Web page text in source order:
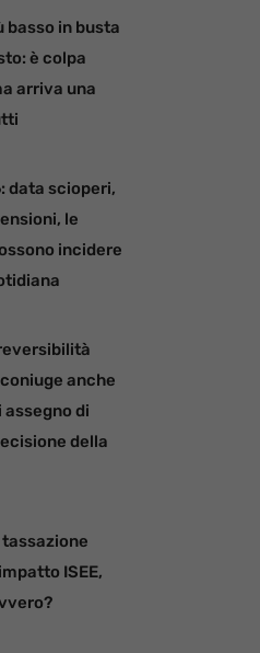
basso in busta
è colpa
arriva una
data scioperi,
le
incidere
anche
assegno di
della
tassazione
ISEE,